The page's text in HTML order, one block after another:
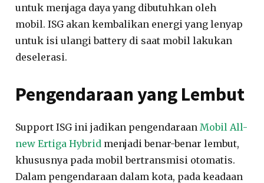
untuk menjaga daya yang dibutuhkan oleh
mobil. ISG akan kembalikan energi yang lenyap
untuk isi ulangi battery di saat mobil lakukan
deselerasi.
Pengendaraan yang Lembut
Support ISG ini jadikan pengendaraan Mobil All-
new Ertiga Hybrid menjadi benar-benar lembut,
khususnya pada mobil bertransmisi otomatis.
Dalam pengendaraan dalam kota, pada keadaan